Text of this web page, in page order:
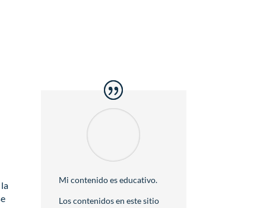
Mi contenido es educativo.
Los contenidos en este sitio